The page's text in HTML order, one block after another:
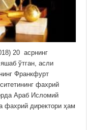
20 асрнинг
ўтган, асли
Франкфурт
фахрий
Араб Исломий
фахрий директори ҳам